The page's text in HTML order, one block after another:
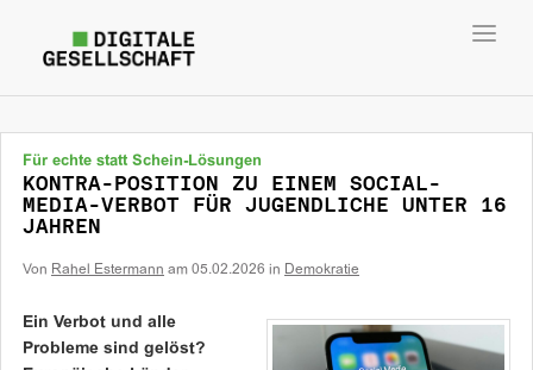
Für echte statt Schein-Lösungen
KONTRA-POSITION ZU EINEM SOCIAL-
MEDIA-VERBOT FÜR JUGENDLICHE UNTER 16
JAHREN
Von Rahel Estermann am 05.02.2026 in Demokratie
Ein Verbot und alle
Probleme sind gelöst?